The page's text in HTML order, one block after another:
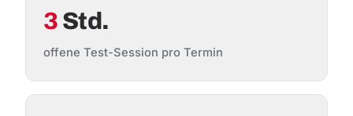
3 Std.
offene Test-Session pro Termin